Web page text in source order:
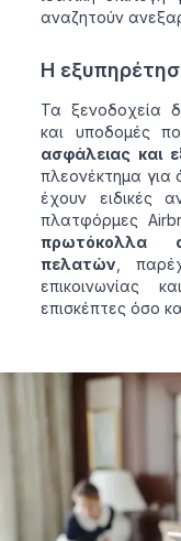
αναζητούν
Η
Τα ξενοδοχεία
και υποδομές
ασφάλειας και
πλεονέκτημα για
έχουν ειδικές
πλατφόρμες
πρωτόκολλα
πελατών ,
επικοινωνίας
επισκέπτες όσο